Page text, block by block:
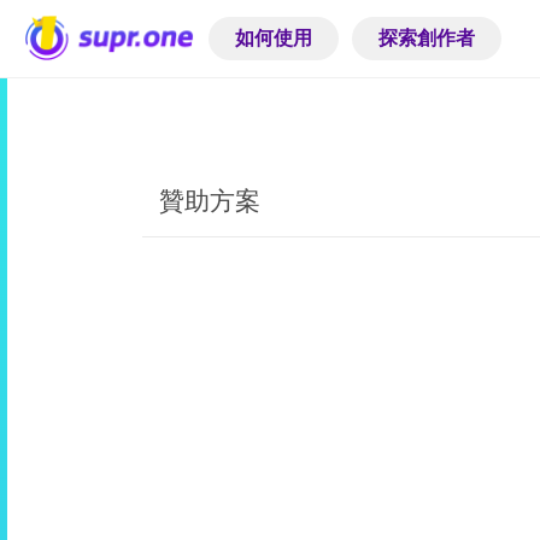
如何使用 探索創作者
贊助方案